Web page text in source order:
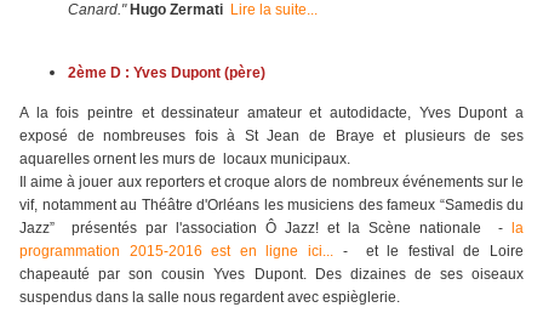
Canard." Hugo Zermati Lire la suite...
2ème D : Yves Dupont (père)
A la fois peintre et dessinateur amateur et autodidacte, Yves Duponta
exposé de nombreuses fois à St Jean de Braye et plusieurs de ses
aquarelles ornent les murs de locaux municipaux.
Il aime à jouer aux reporters et croque alors de nombreux événements sur le
vif, notammentau Théâtre d'Orléans les musiciens des fameux “Samedis du
Jazz”
présentés par l'association Ô Jazz! et la Scène nationale -
la
programmation 2015-2016 est en ligne ici...- et
le festival de Loire
chapeauté par son cousin Yves Dupont.Des dizaines de ses oiseaux
suspendus dans la salle nous regardent avec espièglerie.